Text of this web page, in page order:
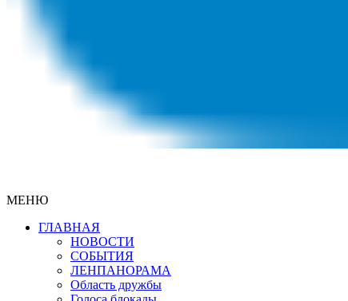
МЕНЮ
ГЛАВНАЯ
НОВОСТИ
СОБЫТИЯ
ЛЕНПАНОРАМА
Область дружбы